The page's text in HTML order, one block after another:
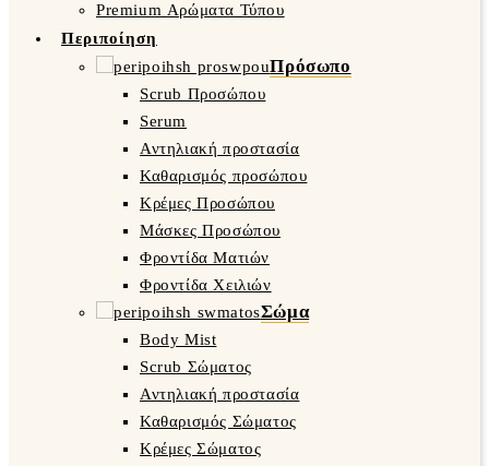
Premium Αρώματα Τύπου
Περιποίηση
Πρόσωπο
Scrub Προσώπου
Serum
Αντηλιακή προστασία
Καθαρισμός προσώπου
Κρέμες Προσώπου
Μάσκες Προσώπου
Φροντίδα Ματιών
Φροντίδα Χειλιών
Σώμα
Body Mist
Scrub Σώματος
Αντηλιακή προστασία
Καθαρισμός Σώματος
Κρέμες Σώματος